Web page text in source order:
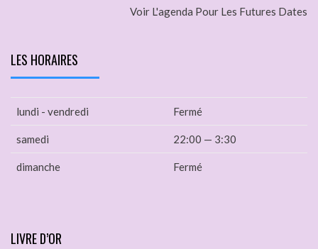
Voir L'agenda Pour Les Futures Dates
LES HORAIRES
lundi - vendredi Fermé
samedi 22:00 — 3:30
dimanche Fermé
LIVRE D’OR